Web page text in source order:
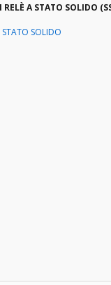
A STATO SOLIDO
STATO SOLIDO